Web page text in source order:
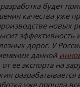
будет
качества уже
новых
эффективность
дорог. У
данной
ее экспорта на
разрабатывается
уже прошла